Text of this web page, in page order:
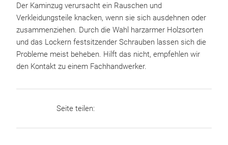
Der Kaminzug verursacht ein Rauschen und
Verkleidungsteile knacken, wenn sie sich ausdehnen oder
zusammenziehen. Durch die Wahl harzarmer Holzsorten
und das Lockern festsitzender Schrauben lassen sich die
Probleme meist beheben. Hilft das nicht, empfehlen wir
den Kontakt zu einem Fachhandwerker.
Seite teilen: